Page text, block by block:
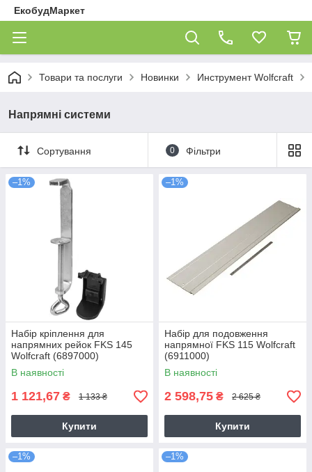
ЕкобудМаркет
Товари та послуги Новинки Инструмент Wolfcraft
Напрямні системи
Сортування 0 Фільтри
–1%
Набір кріплення для
напрямних рейок FKS 145
Wolfcraft (6897000)
В наявності
1 121,67 ₴ 1 133 ₴
Купити
–1%
Набір для подовження
напрямної FKS 115 Wolfcraft
(6911000)
В наявності
2 598,75 ₴ 2 625 ₴
Купити
–1% –1%